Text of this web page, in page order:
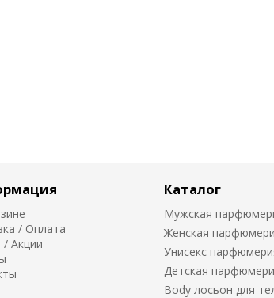
/ Оплата
/ Акции
Каталог
Мужская
Женская
Унисекс
Детская
Body лосьон для